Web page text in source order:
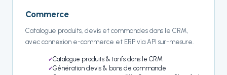
Commerce
Catalogue produits, devis et commandes dans le CRM,
avec connexion e-commerce et ERP via API sur-mesure.
Catalogue produits & tarifs dans le CRM
Génération devis & bons de commande